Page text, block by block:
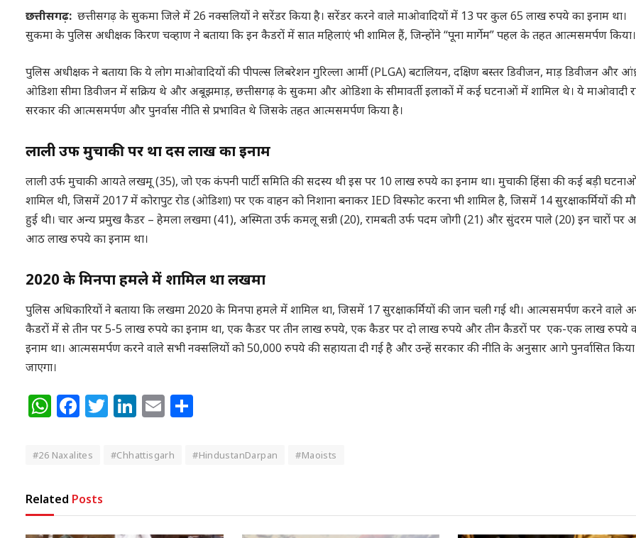
छत्तीसगढ़: छत्तीसगढ़ के सुकमा जिले में 26 नक्सलियों ने सरेंडर किया है। सरेंडर करने वाले माओवादियों में 13 पर कुल 65 लाख रुपये का इनाम था।
सुकमा के पुलिस अधीक्षक किरण चव्हाण ने बताया कि इन कैडरों में सात महिलाएं भी शामिल हैं, जिन्होंने “पूना मार्गेम” पहल के तहत आत्मसमर्पण किया।
पुलिस अधीक्षक ने बताया कि ये लोग माओवादियों की पीपल्स लिबरेशन गुरिल्ला आर्मी (PLGA) बटालियन, दक्षिण बस्तर डिवीजन, माड़ डिवीजन और
ओडिशा सीमा डिवीजन में सक्रिय थे और अबूझमाड़, छत्तीसगढ़ के सुकमा और ओडिशा के सीमावर्ती इलाकों में कई घटनाओं में शामिल थे। ये माओवादी
सरकार की आत्मसमर्पण और पुनर्वास नीति से प्रभावित थे जिसके तहत आत्मसमर्पण किया है।
लाली उर्फ मुचाकी पर था दस लाख का इनाम
लाली उर्फ मुचाकी आयते लखमू (35), जो एक कंपनी पार्टी समिति की सदस्य थी इस पर 10 लाख रुपये का इनाम था। मुचाकी हिंसा की कई बड़ी
शामिल थी, जिसमें 2017 में कोरापुट रोड (ओडिशा) पर एक वाहन को निशाना बनाकर IED विस्फोट करना भी शामिल है, जिसमें 14 सुरक्षाकर्मियों की
हुई थी। चार अन्य प्रमुख कैडर – हेमला लखमा (41), अस्मिता उर्फ कमलू सन्नी (20), रामबती उर्फ पदम जोगी (21) और सुंदरम पाले (20) इन चारों पर
आठ लाख रुपये का इनाम था।
2020 के मिनपा हमले में शामिल था लखमा
पुलिस अधिकारियों ने बताया कि लखमा 2020 के मिनपा हमले में शामिल था, जिसमें 17 सुरक्षाकर्मियों की जान चली गई थी। आत्मसमर्पण करने वाले
कैडरों में से तीन पर 5-5 लाख रुपये का इनाम था, एक कैडर पर तीन लाख रुपये, एक कैडर पर दो लाख रुपये और तीन कैडरों पर एक-एक लाख रुपये
इनाम था। आत्मसमर्पण करने वाले सभी नक्सलियों को 50,000 रुपये की सहायता दी गई है और उन्हें सरकार की नीति के अनुसार आगे पुनर्वासित किया
जाएगा।
WhatsApp
Facebook
Twitter
LinkedIn
Email
#26 Naxalites #Chhattisgarh #HindustanDarpan #Maoists
Related Posts